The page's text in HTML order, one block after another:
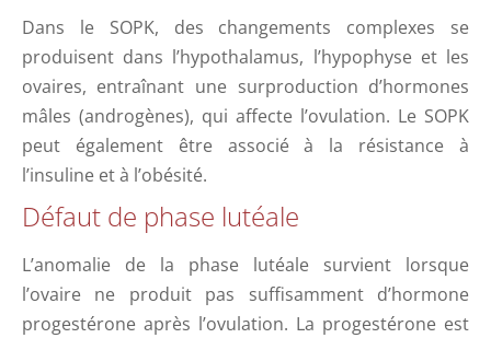
Dans le SOPK, des changements complexes se
produisent dans l’hypothalamus, l’hypophyse et les
ovaires, entraînant une surproduction d’hormones
mâles (androgènes), qui affecte l’ovulation. Le SOPK
peut également être associé à la résistance à
l’insuline et à l’obésité.
Défaut de phase lutéale
L’anomalie de la phase lutéale survient lorsque
l’ovaire ne produit pas suffisamment d’hormone
progestérone après l’ovulation. La progestérone est